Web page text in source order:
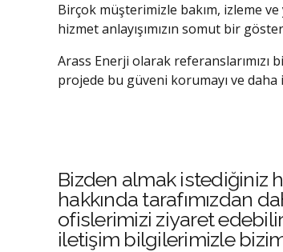
Birçok müşterimizle bakım, izleme
hizmet anlayışımızın somut bir
Arass Enerji olarak
projede bu güveni korumayı ve daha
Bizden almak istediğiniz
hakkında tarafımızdan
ofislerimizi ziyaret
iletişim bilgilerimizle